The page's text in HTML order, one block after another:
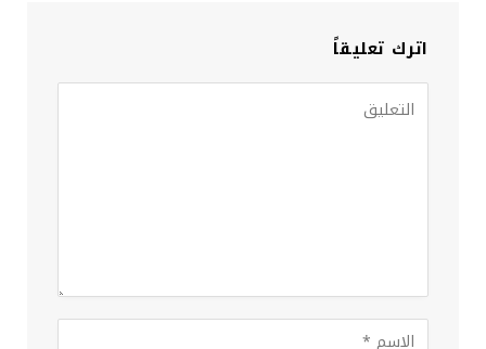
اترك تعليقاً